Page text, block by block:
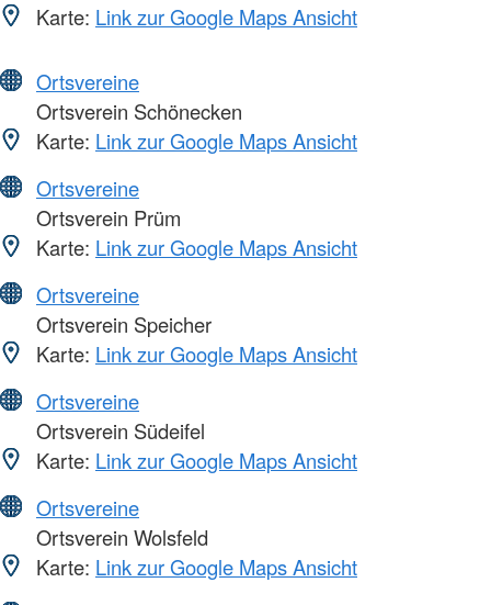
Karte: Link zur Google Maps Ansicht
Ortsvereine
Ortsverein Schönecken
Karte: Link zur Google Maps Ansicht
Ortsvereine
Ortsverein Prüm
Karte: Link zur Google Maps Ansicht
Ortsvereine
Ortsverein Speicher
Karte: Link zur Google Maps Ansicht
Ortsvereine
Ortsverein Südeifel
Karte: Link zur Google Maps Ansicht
Ortsvereine
Ortsverein Wolsfeld
Karte: Link zur Google Maps Ansicht